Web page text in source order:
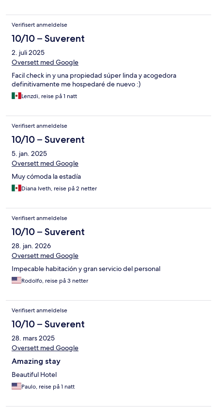
Verifisert anmeldelse
10/10 – Suverent
2. juli 2025
Oversett med Google
Facil check in y una propiedad súper linda y acogedora
definitivamente me hospedaré de nuevo :)
Lenzdi, reise på 1 natt
Verifisert anmeldelse
10/10 – Suverent
5. jan. 2025
Oversett med Google
Muy cómoda la estadía
Diana Iveth, reise på 2 netter
Verifisert anmeldelse
10/10 – Suverent
28. jan. 2026
Oversett med Google
Impecable habitación y gran servicio del personal
Rodolfo, reise på 3 netter
Verifisert anmeldelse
10/10 – Suverent
28. mars 2025
Oversett med Google
Amazing stay
Beautiful Hotel
Paulo, reise på 1 natt